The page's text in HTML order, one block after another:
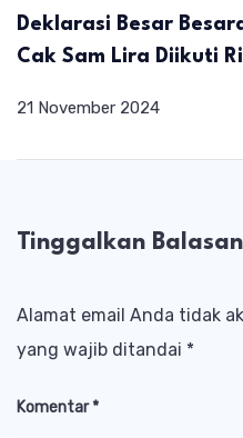
Deklarasi Besar
Cak Sam Lira Diikuti
21 November 2024
Tinggalkan Balasan
Alamat email Anda tidak
yang wajib ditandai *
Komentar*